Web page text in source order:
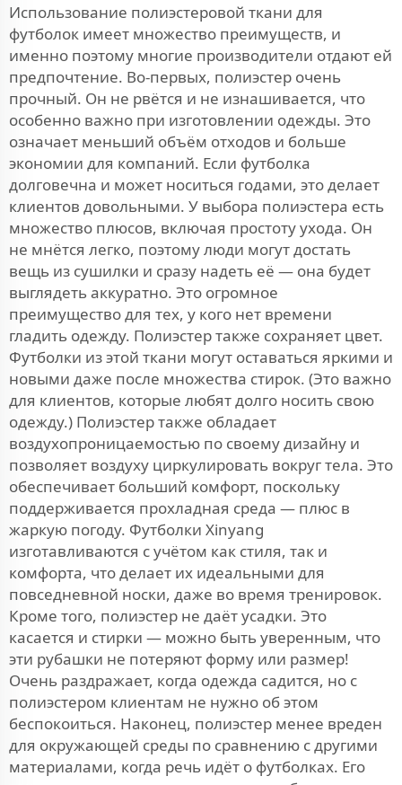
Использование полиэстеровой ткани для
футболок имеет множество преимуществ, и
именно поэтому многие производители отдают ей
предпочтение. Во-первых, полиэстер очень
прочный. Он не рвётся и не изнашивается, что
особенно важно при изготовлении одежды. Это
означает меньший объём отходов и больше
экономии для компаний. Если футболка
долговечна и может носиться годами, это делает
клиентов довольными. У выбора полиэстера есть
множество плюсов, включая простоту ухода. Он
не мнётся легко, поэтому люди могут достать
вещь из сушилки и сразу надеть её — она будет
выглядеть аккуратно. Это огромное
преимущество для тех, у кого нет времени
гладить одежду. Полиэстер также сохраняет цвет.
Футболки из этой ткани могут оставаться яркими и
новыми даже после множества стирок. (Это важно
для клиентов, которые любят долго носить свою
одежду.) Полиэстер также обладает
воздухопроницаемостью по своему дизайну и
позволяет воздуху циркулировать вокруг тела. Это
обеспечивает больший комфорт, поскольку
поддерживается прохладная среда — плюс в
жаркую погоду. Футболки Xinyang
изготавливаются с учётом как стиля, так и
комфорта, что делает их идеальными для
повседневной носки, даже во время тренировок.
Кроме того, полиэстер не даёт усадки. Это
касается и стирки — можно быть уверенным, что
эти рубашки не потеряют форму или размер!
Очень раздражает, когда одежда садится, но с
полиэстером клиентам не нужно об этом
беспокоиться. Наконец, полиэстер менее вреден
для окружающей среды по сравнению с другими
материалами, когда речь идёт о футболках. Его